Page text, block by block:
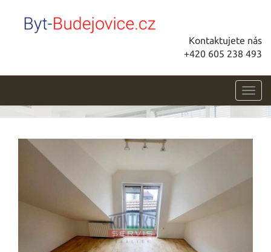
Kontaktujete nás
+420 605 238 493